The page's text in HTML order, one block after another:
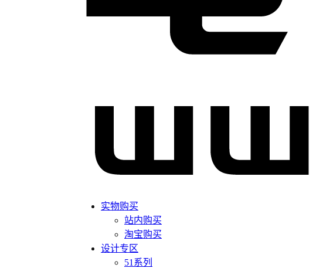
实物购买
站内购买
淘宝购买
设计专区
51系列